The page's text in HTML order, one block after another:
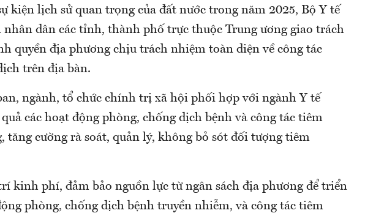
kiện lịch sử quan trọng của đất nước trong năm 2025, Bộ Y tế
nhân dân các tỉnh, thành phố trực thuộc Trung ương giao trách
quyền địa phương chịu trách nhiệm toàn diện về công tác
trên địa bàn.
ngành, tổ chức chính trị xã hội phối hợp với ngành Y tế
các hoạt động phòng, chống dịch bệnh và công tác tiêm
tăng cường rà soát, quản lý, không bỏ sót đối tượng tiêm
kinh phí, đảm bảo nguồn lực từ ngân sách địa phương để triển
phòng, chống dịch bệnh truyền nhiễm, và công tác tiêm